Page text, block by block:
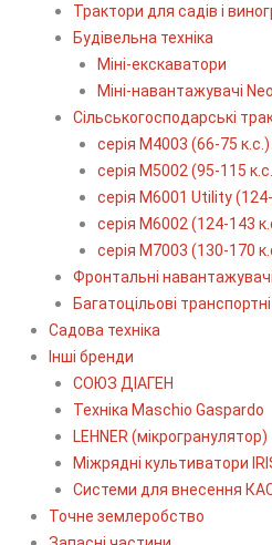
Трактори для садів і
Будівельна техніка
Міні-екскаватори
Міні-навантажувачі
Сільськогосподарські
серія М4003 (66-75 к.с.)
серія М5002 (95-115
серія M6001 Utility
серія М6002 (124-143
серія М7003 (130-170
Фронтальні навантажувачі
Багатоцільові
Садова техніка
Інші бренди
СОЮЗ ДІАГЕН
Техніка Maschio Gaspardo
LEHNER (мікрогранулятор)
Міжрядні культиватори
Системи для внесення
Точне землеробство